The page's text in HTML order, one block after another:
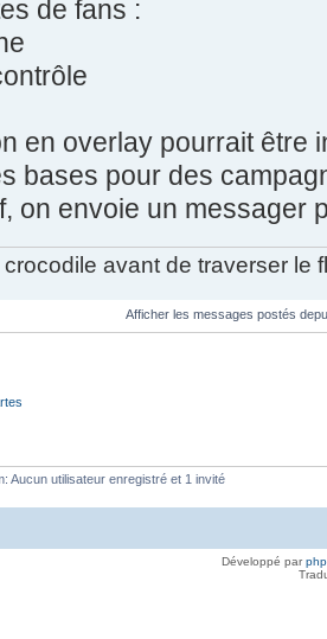
de fans :
en overlay pourrait être
bases pour des
on envoie un messager
avant de traverser le
Afficher les messages postés
Aucun utilisateur enregistré et 1 invité
Développé par